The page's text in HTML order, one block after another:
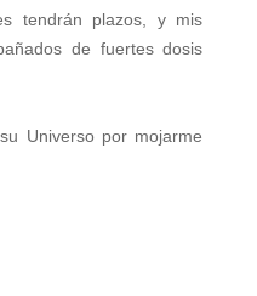
tendrán plazos, y mis
de fuertes dosis
Universo por mojarme